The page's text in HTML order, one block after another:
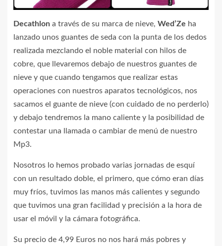
Decathlon a través de su marca de nieve, Wed’Ze ha
lanzado unos guantes de seda con la punta de los dedos
realizada mezclando el noble material con hilos de
cobre, que llevaremos debajo de nuestros guantes de
nieve y que cuando tengamos que realizar estas
operaciones con nuestros aparatos tecnológicos, nos
sacamos el guante de nieve (con cuidado de no perderlo)
y debajo tendremos la mano caliente y la posibilidad de
contestar una llamada o cambiar de menú de nuestro
Mp3.
Nosotros lo hemos probado varias jornadas de esquí
con un resultado doble, el primero, que cómo eran días
muy fríos, tuvimos las manos más calientes y segundo
que tuvimos una gran facilidad y precisión a la hora de
usar el móvil y la cámara fotográfica.
Su precio de 4,99 Euros no nos hará más pobres y